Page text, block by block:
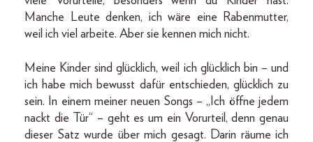
Manche Leute denken, ich wäre eine Rabenmutter,
weil ich viel arbeite. Aber sie kennen mich nicht.
Meine Kinder sind glücklich, weil ich glücklich bin – und
ich habe mich bewusst dafür entschieden, glücklich zu
sein. In einem meiner neuen Songs – „Ich öffne jedem
nackt die Tür“ – geht es um ein Vorurteil, denn genau
dieser Satz wurde über mich gesagt. Darin räume ich